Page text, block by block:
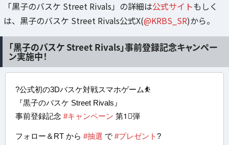
「黒子のバスケ Street Rivals」の詳細は公式サイトもしく
は、黒子のバスケ Street Rivals公式X(@KRBS_SR)から。
「黒子のバスケ Street Rivals」事前登録記念キャンペー
ン実施中！
?公式初の3Dバスケ対戦スマホゲーム⛹️
『黒子のバスケ Street Rivals』
事前登録記念 #キャンペーン 第1⃣弾
フォロー＆RT から #抽選 で #プレゼント?